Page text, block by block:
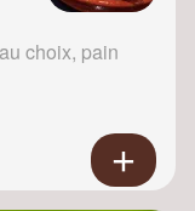
choix, pain